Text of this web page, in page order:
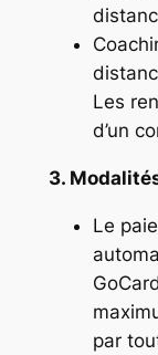
Les
d’un
3.
Le
par